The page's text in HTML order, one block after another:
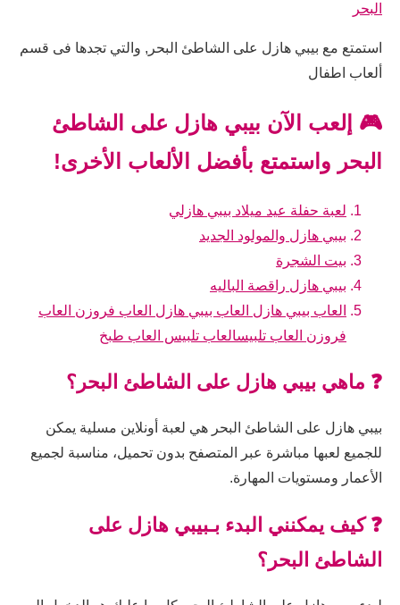
البحر
استمتع مع بيبي هازل على الشاطئ البحر, والتي تجدها فى قسم
ألعاب اطفال
🎮 إلعب الآن بيبي هازل على الشاطئ
البحر واستمتع بأفضل الألعاب الأخرى!
لعبة حفلة عيد ميلاد بيبي هازلي
بيبي هازل والمولود الجديد
بيت الشجرة
بيبي هازل راقصة الباليه
العاب بيبي هازل العاب بيبي هازل العاب فروزن العاب
فروزن العاب تلبيسالعاب تلبيس العاب طبخ
❓ ماهي بيبي هازل على الشاطئ البحر؟
بيبي هازل على الشاطئ البحر هي لعبة أونلاين مسلية يمكن
للجميع لعبها مباشرة عبر المتصفح بدون تحميل، مناسبة لجميع
الأعمار ومستويات المهارة.
❓ كيف يمكنني البدء بـبيبي هازل على
الشاطئ البحر؟